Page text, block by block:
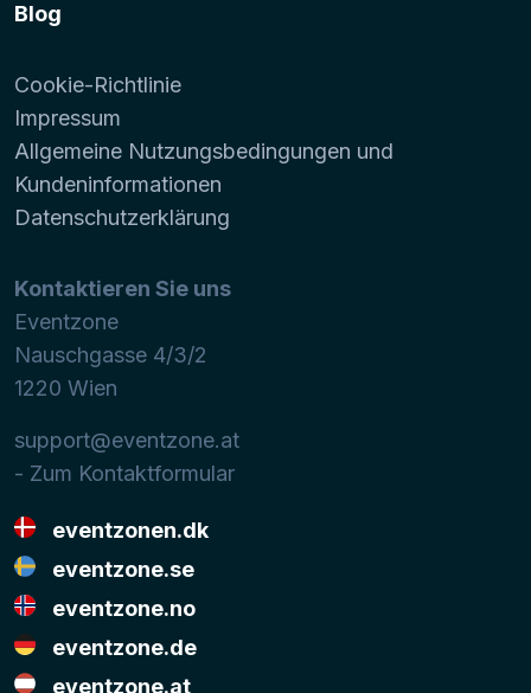
Blog
Cookie-Richtlinie
Impressum
Allgemeine Nutzungsbedingungen und
Kundeninformationen
Datenschutzerklärung
Kontaktieren Sie uns
Eventzone
Nauschgasse 4/3/2
1220 Wien
support@eventzone.at
- Zum Kontaktformular
eventzonen.dk
eventzone.se
eventzone.no
eventzone.de
eventzone.at